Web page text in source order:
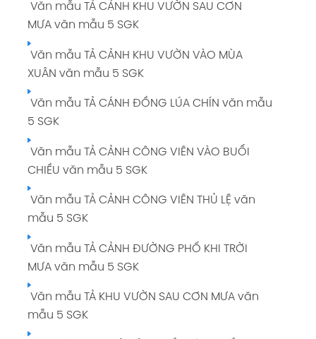
Văn mẫu TẢ CẢNH KHU VƯỜN SAU CƠN
MƯA văn mẫu 5 SGK
Văn mẫu TẢ CẢNH KHU VƯỜN VÀO MÙA
XUÂN văn mẫu 5 SGK
Văn mẫu TẢ CÁNH ĐỒNG LÚA CHÍN văn mẫu
5 SGK
Văn mẫu TẢ CẢNH CÔNG VIÊN VÀO BUỔI
CHIỀU văn mẫu 5 SGK
Văn mẫu TẢ CẢNH CÔNG VIÊN THỦ LỆ văn
mẫu 5 SGK
Văn mẫu TẢ CẢNH ĐƯỜNG PHỐ KHI TRỜI
MƯA văn mẫu 5 SGK
Văn mẫu TẢ KHU VƯỜN SAU CƠN MƯA văn
mẫu 5 SGK